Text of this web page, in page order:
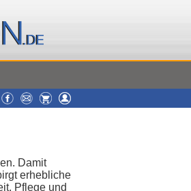
Damit
erhebliche
Pflege und